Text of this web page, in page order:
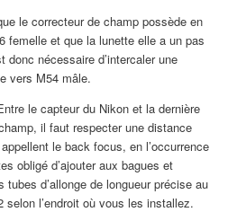
le correcteur de champ possède en
femelle et que la lunette elle a un pas
nécessaire d’intercaler une
vers M54 mâle.
le capteur du Nikon et la dernière
il faut respecter une distance
le back focus, en l’occurrence
obligé d’ajouter aux bagues et
tubes d’allonge de longueur précise au
selon l’endroit où vous les installez.